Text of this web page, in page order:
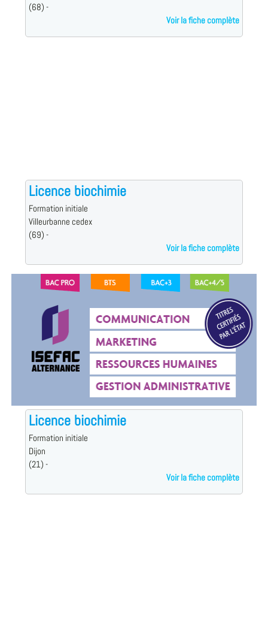
(68) -
Voir la fiche complète
Licence biochimie
Formation initiale
Villeurbanne cedex
(69) -
Voir la fiche complète
Licence biochimie
Formation initiale
Dijon
(21) -
Voir la fiche complète